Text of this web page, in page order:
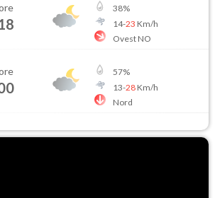
38%
14-23 Km/h
Ovest NO
57%
13-28Km/h
Nord